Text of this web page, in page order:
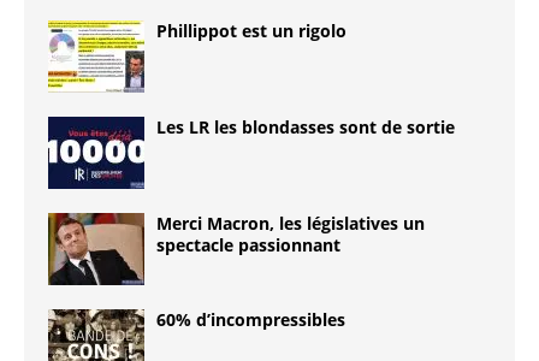
Phillippot est un rigolo
Les LR les blondasses sont de sortie
Merci Macron, les législatives un
spectacle passionnant
60% d’incompressibles